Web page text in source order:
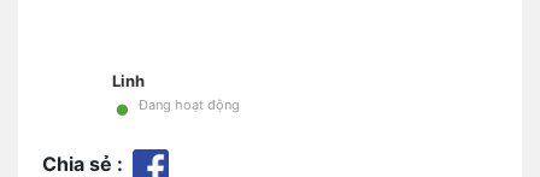
Linh
• Đang hoạt động
Chia sẻ :